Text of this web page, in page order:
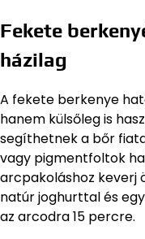
Fekete
házilag
A fekete berkenye
hanem külsőleg is
segíthetnek a bőr
vagy pigmentfoltok
arcpakoláshoz keverj
natúr joghurttal és
az arcodra 15 percre.